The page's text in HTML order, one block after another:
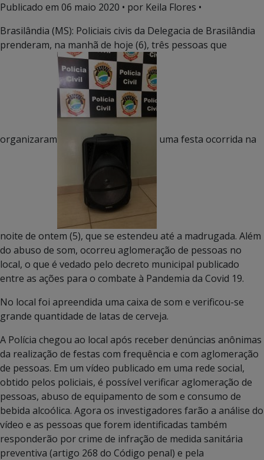
Publicado em 06 maio 2020 • por Keila Flores •
Brasilândia (MS): Policiais civis da Delegacia de Brasilândia
prenderam, na manhã de hoje (6), três pessoas que
organizaram uma festa ocorrida na
noite de ontem (5), que se estendeu até a madrugada. Além
do abuso de som, ocorreu aglomeração de pessoas no
local, o que é vedado pelo decreto municipal publicado
entre as ações para o combate à Pandemia da Covid 19.
No local foi apreendida uma caixa de som e verificou-se
grande quantidade de latas de cerveja.
A Polícia chegou ao local após receber denúncias anônimas
da realização de festas com frequência e com aglomeração
de pessoas. Em um vídeo publicado em uma rede social,
obtido pelos policiais, é possível verificar aglomeração de
pessoas, abuso de equipamento de som e consumo de
bebida alcoólica. Agora os investigadores farão a análise do
vídeo e as pessoas que forem identificadas também
responderão por crime de infração de medida sanitária
preventiva (artigo 268 do Código penal) e pela